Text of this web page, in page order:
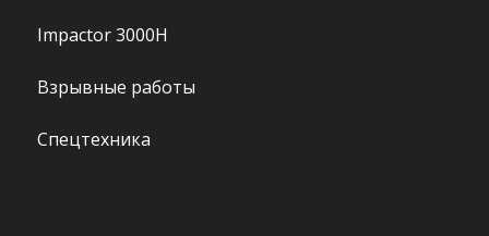
Impactor 3000H
Взрывные работы
Спецтехника